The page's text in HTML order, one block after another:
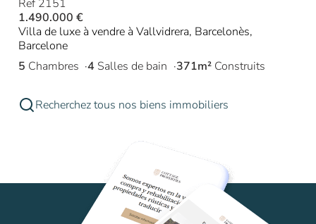
Ref 2151
1.490.000 €
Villa de luxe à vendre à Vallvidrera, Barcelonès,
Barcelone
5 Chambres 4 Salles de bain 371m² Construits
Recherchez tous nos biens immobiliers